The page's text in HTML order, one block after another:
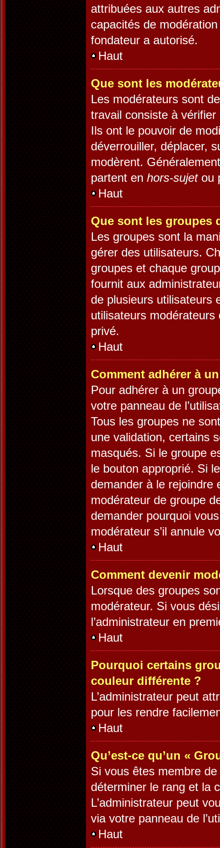
attribuées aux autres
capacités de
fondateur a autorisé.
Haut
Que sont les
Les modérateurs sont
travail consiste à
Ils ont le pouvoir de
déverrouiller, déplacer,
modèrent.
partent en hors-sujetou
Haut
Que sont les groupes
Les groupes sont la
gérer des utilisateurs.
groupes et chaque
fournit aux
de plusieurs utilisateurs
utilisateurs modérateurs
privé.
Haut
Comment adhérer à
Pour adhérer à un
votre panneau de
Tous les groupes ne
une validation, certains
masqués. Si le groupe
le bouton approprié. Si
demander à le rejoindre
modérateur de groupe
demander pourquoi
modérateur s’il annule
Haut
Comment devenir
Lorsque des groupes
modérateur. Si vous
l’administrateur en
Haut
Pourquoi certains
couleur différente ?
L’administrateur peut
pour les rendre
Haut
Qu’est-ce qu’un «
Si vous êtes membre
déterminer le rang et la
L’administrateur peut
via votre panneau de
Haut